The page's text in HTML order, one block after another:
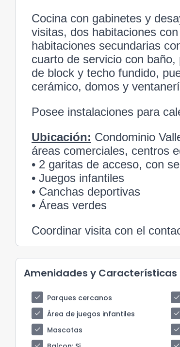
Cocina con gabinetes y
visitas, dos habitaciones
habitaciones secundarias
cuarto de servicio con
de block y techo fundido,
cerámico, domos y
Posee instalaciones para
Ubicación: Condominio
áreas comerciales, centros
• 2 garitas de acceso, con
• Juegos infantiles
• Canchas deportivas
• Áreas verdes
Coordinar visita con el
Amenidades y Características
check Parques cercanos check
check
Área de juegos infantiles check
check
Mascotas check